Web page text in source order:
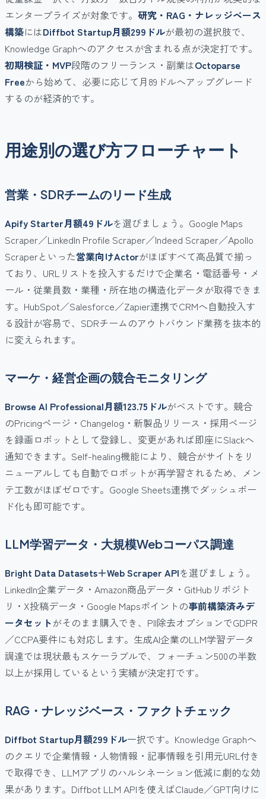
エンタープライズが対象です。 研究・RAG・ナレッジベース
構築にはDiffbot Startup月額299ドルが最初の選択肢で、
Knowledge Graphへのアクセスが含まれる点が決定打です。
初期検証・MVP段階のフリーランス・副業はOctoparse
Freeから始めて、必要に応じて月89ドルへアップグレード
するのが経済的です。
用途別の選び方フローチャート
営業・SDRチームのリード生成
Apify Starter月額49ドルを選びましょう。Google Maps
Scraper／LinkedIn Profile Scraper／Indeed Scraper／Apollo
Scraperといった営業向けActorがほぼすべて高品質で揃っ
ており、URLリストを投入するだけで企業名・電話番号・メ
ール・従業員数・業種・所在地の構造化データが取得できま
す。HubSpot／Salesforce／Zapier連携でCRMへ自動投入す
る設計が容易で、SDRチームのアウトバウンド業務を抜本的
に変えられます。
マーケ・経営企画の競合モニタリング
Browse AI Professional月額123.75ドルがベストです。競合
のPricingページ・Changelog・新製品リリース・採用ページ
を録画ロボットとして登録し、変更があれば即座にSlackへ
通知できます。Self-healing機能により、競合がサイトをリ
ニューアルしても自動でロボットが再学習されるため、メン
テ工数がほぼゼロです。Google Sheets連携でダッシュボー
ド化も即可能です。
LLM学習データ・大規模Webコーパス調達
Bright Data Datasets＋Web Scraper APIを選びましょう。
LinkedIn企業データ・Amazon商品データ・GitHubリポジト
リ・X投稿データ・Google Mapsポイントの事前構築済みデ
ータセットがそのまま購入でき、PII除去オプションでGDPR
／CCPA要件にも対応します。生成AI企業のLLM学習データ
調達では現状最もスケーラブルで、フォーチュン500の半数
以上が採用しているという実績が決定打です。
RAG・ナレッジベース・ファクトチェック
Diffbot Startup月額299ドル一択です。Knowledge Graphへ
のクエリで企業情報・人物情報・記事情報を引用元URL付き
で取得でき、LLMアプリのハルシネーション低減に劇的な効
果があります。Diffbot LLM APIを使えばClaude／GPT向けに